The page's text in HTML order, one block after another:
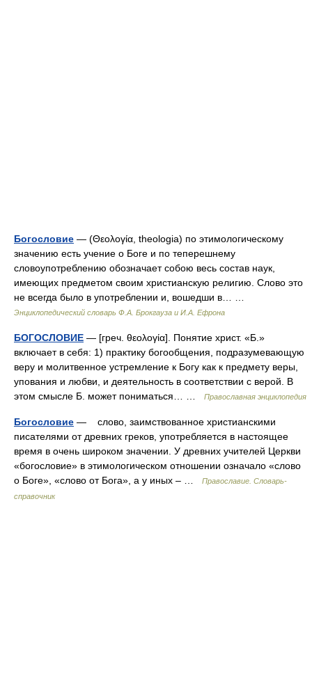
Богословие — (Θεολογία, theologia) по этимологическому
значению есть учение о Боге и по теперешнему
словоупотреблению обозначает собою весь состав наук,
имеющих предметом своим христианскую религию. Слово это
не всегда было в употреблении и, вошедши в… …
Энциклопедический словарь Ф.А. Брокгауза и И.А. Ефрона
БОГОСЛОВИЕ — [греч. θεολογία]. Понятие христ. «Б.»
включает в себя: 1) практику богообщения, подразумевающую
веру и молитвенное устремление к Богу как к предмету веры,
упования и любви, и деятельность в соответствии с верой. В
этом смысле Б. может пониматься… …
Православная энциклопедия
Богословие — слово, заимствованное христианскими
писателями от древних греков, употребляется в настоящее
время в очень широком значении. У древних учителей Церкви
«богословие» в этимологическом отношении означало «слово
о Боге», «слово от Бога», а у иных – …
Православие. Словарь-
справочник